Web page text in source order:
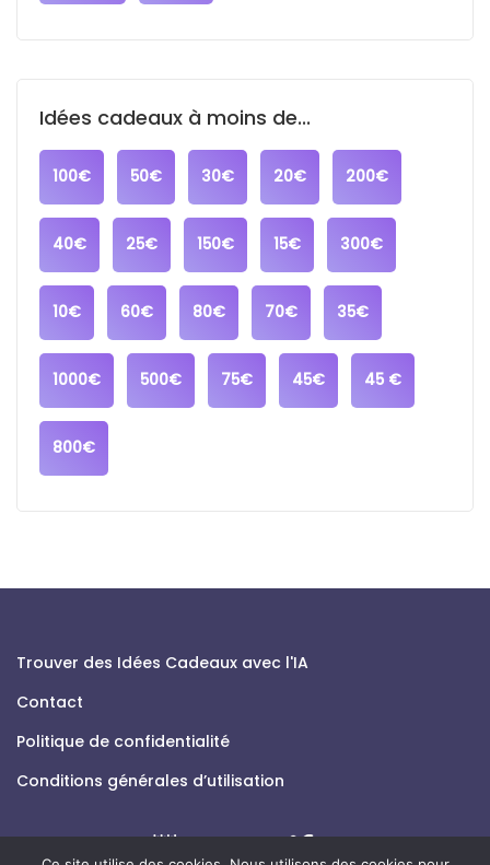
Idées cadeaux à moins de...
100€ 50€ 30€ 20€ 200€
40€ 25€ 150€ 15€ 300€
10€ 60€ 80€ 70€ 35€
1000€ 500€ 75€ 45€ 45 €
800€
Trouver des Idées Cadeaux avec l'IA
Contact
Politique de confidentialité
Conditions générales d’utilisation